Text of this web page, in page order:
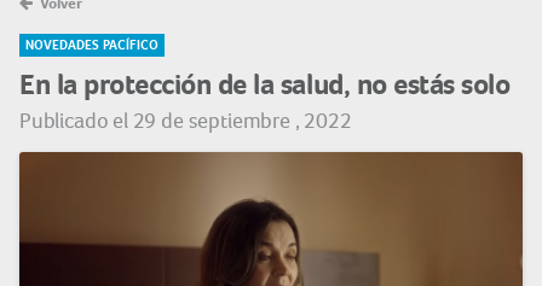
NOVEDADES PACÍFICO
En la protección de la salud, no estás solo
Publicado el 29 de septiembre , 2022